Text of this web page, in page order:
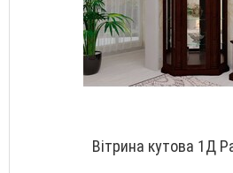
Вітрина кутова 1Д